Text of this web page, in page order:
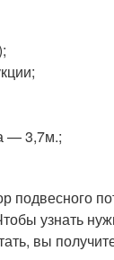
— 3,7м.;
подвесного
узнать
вы